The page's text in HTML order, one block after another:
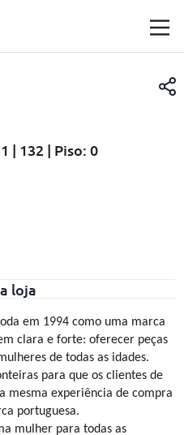
| 132 | Piso: 0
loja
em 1994 como uma marca
clara e forte: oferecer peças
de todas as idades.
para que os clientes de
mesma experiência de compra
portuguesa.
mulher para todas as